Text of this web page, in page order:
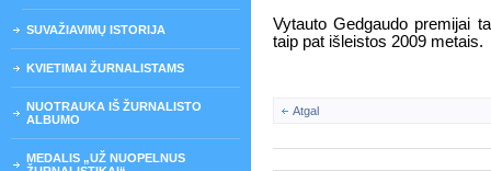
SUVAŽIAVIMŲ ISTORIJA
KVIETIMAI ŽURNALISTAMS
NUOTRAUKA IŠ ŽURNALISTO
ALBUMO
MEDALIS „UŽ NUOPELNUS
Vytauto Gedgaudo premijai
taip pat išleistos 2009 metais.
Atgal